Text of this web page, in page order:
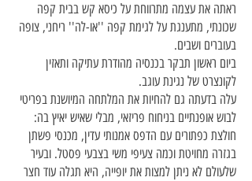
ראתה את עצמה מתרווחת על כיסא קש בבית קפה
שכונתי, מתענגת על לגימת קפה ''או-לה'' ריחני, צופה
בעוברים ושבים.
ביום ראשון תבקר בכנסיה מהודרת עתיקה ותאזין
לקונצרט של נגינת עוגב.
עלה בדעתה גם להחיות את המלתחה המיושנת בפריטי
לבוש אופנתיים בניחוח פריזאי, מבלי שאיש יאיץ בה:
חולצת כפתורים עם הדפס אמנותי עדין, מכנסי פשתן
בגזרה מחויטת וכמה צעיפי משי בצבעי פסטל. ובעיר
שלעולם לא ניתן למצות את יופייה, היא תגלה עוד חצר